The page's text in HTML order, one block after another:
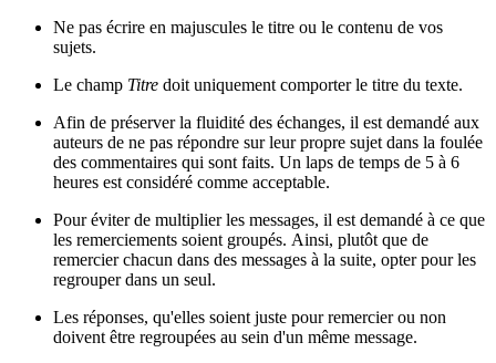
Ne pas écrire en majuscules le titre ou le contenu de vos
sujets.
Le champ Titre doit uniquement comporter le titre du texte.
Afin de préserver la fluidité des échanges, il est demandé aux
auteurs de ne pas répondre sur leur propre sujet dans la foulée
des commentaires qui sont faits. Un laps de temps de 5 à 6
heures est considéré comme acceptable.
Pour éviter de multiplier les messages, il est demandé à ce que
les remerciements soient groupés. Ainsi, plutôt que de
remercier chacun dans des messages à la suite, opter pour les
regrouper dans un seul.
Les réponses, qu'elles soient juste pour remercier ou non
doivent être regroupées au sein d'un même message.